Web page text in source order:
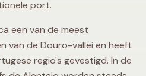
port.
een van de meest
van de Douro-vallei en heeft
regio's gevestigd. In de